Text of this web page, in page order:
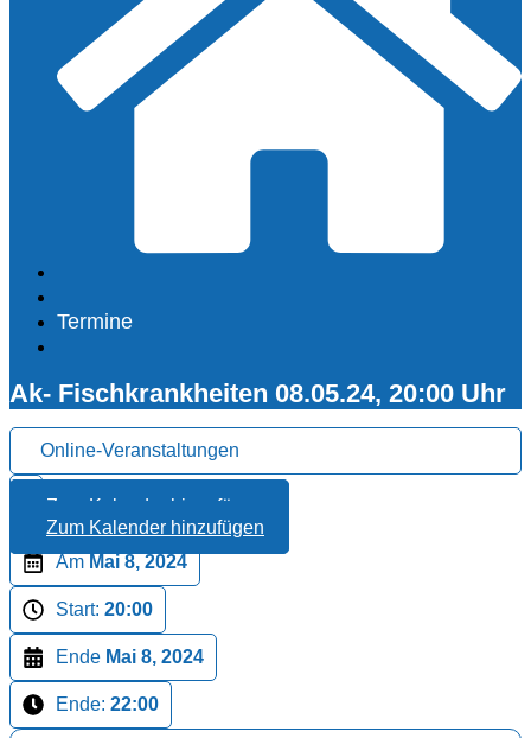
Termine
Ak- Fischkrankheiten 08.05.24, 20:00 Uhr
Online-Veranstaltungen
Zum Kalender hinzufügen
Zum Kalender hinzufügen
Am Mai 8, 2024
Start: 20:00
Ende Mai 8, 2024
Ende: 22:00